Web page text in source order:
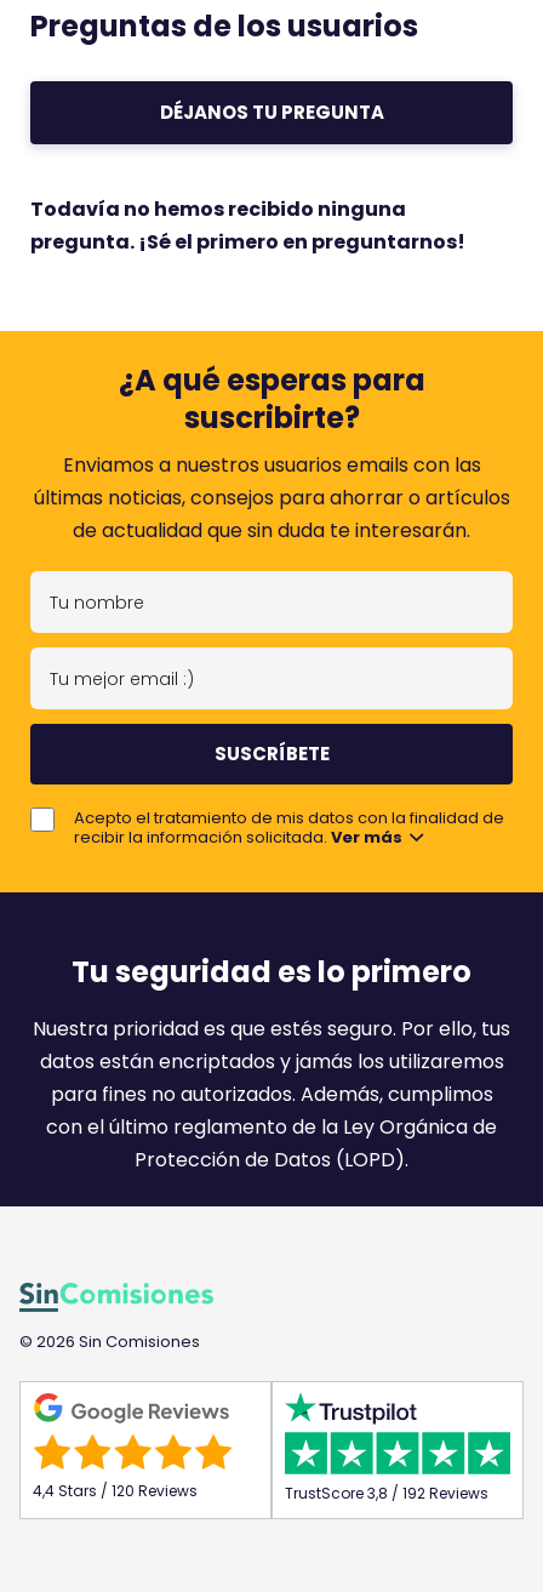
Preguntas de los usuarios
DÉJANOS TU PREGUNTA
Todavía no hemos recibido ninguna
pregunta. ¡Sé el primero en preguntarnos!
¿A qué esperas para
suscribirte?
Enviamos a nuestros usuarios emails con las
últimas noticias, consejos para ahorrar o artículos
de actualidad que sin duda te interesarán.
T
n
m
r
e
T
m
j
o
e
Acepto el tratamiento de mis datos con la finalidad de
recibir la información solicitada. Ver más
Tu seguridad es lo primero
Nuestra prioridad es que estés seguro. Por ello, tus
datos están encriptados y jamás los utilizaremos
para fines no autorizados. Además, cumplimos
con el último reglamento de la Ley Orgánica de
Protección de Datos (LOPD).
© 2026 Sin Comisiones
4,4 Stars / 120 Reviews TrustScore 3,8 / 192 Reviews